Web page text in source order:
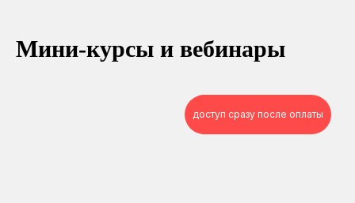
Мини-курсы и вебинары
доступ сразу после оплаты